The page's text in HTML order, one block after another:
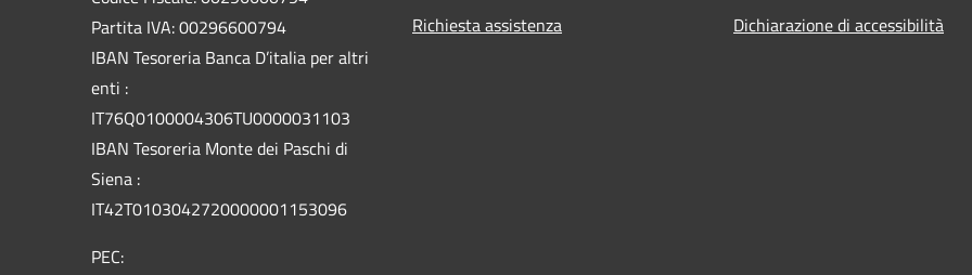
Partita IVA: 00296600794
IBAN Tesoreria Banca D’italia per altri
enti :
IT76Q0100004306TU0000031103
IBAN Tesoreria Monte dei Paschi di
Siena :
IT42T0103042720000001153096
PEC:
Richiesta assistenza
Dichiarazione di accessibilità